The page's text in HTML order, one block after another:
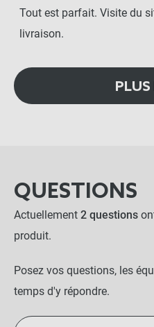
Tout est parfait. Visite du
livraison.
PLUS
QUESTIONS
Actuellement 2 questions
produit.
Posez vos questions, les
temps d'y répondre.